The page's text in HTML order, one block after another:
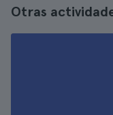
Otras